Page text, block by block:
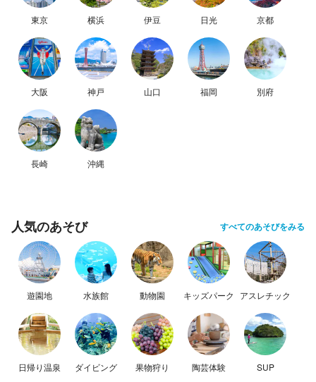
東京 横浜 伊豆 日光 京都
大阪 神戸 山口 福岡 別府
長崎 沖縄
人気のあそび すべてのあそびをみる
遊園地 水族館 動物園 キッズパーク アスレチック
日帰り温泉 ダイビング 果物狩り 陶芸体験 SUP